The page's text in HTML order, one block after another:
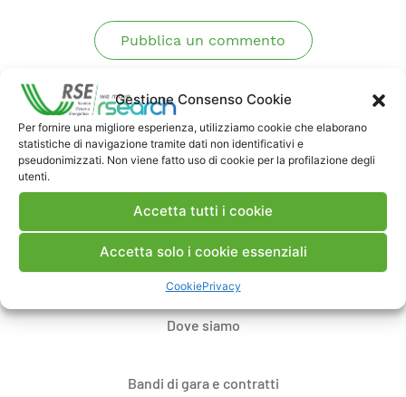
Gestione Consenso Cookie
Per fornire una migliore esperienza, utilizziamo cookie che elaborano
statistiche di navigazione tramite dati non identificativi e
pseudonimizzati. Non viene fatto uso di cookie per la profilazione degli
utenti.
Accetta tutti i cookie
Accetta solo i cookie essenziali
CookiePrivacy
Pubblica un commento
Contatti
Dove siamo
Bandi di gara e contratti